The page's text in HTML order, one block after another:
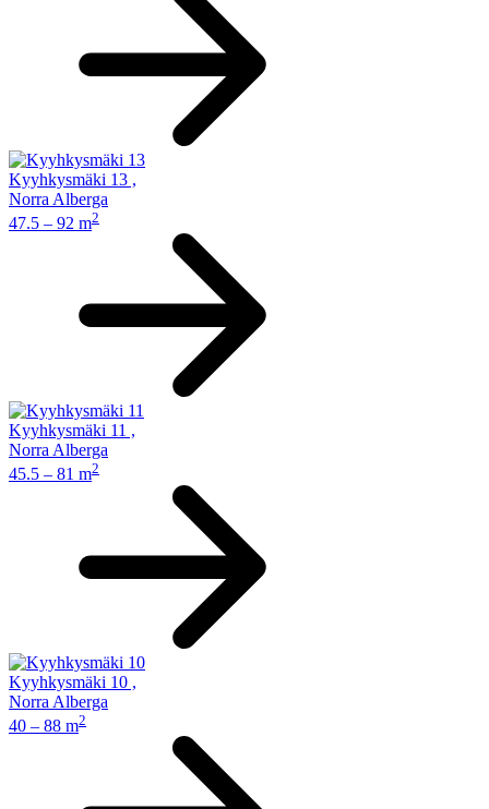
Kyyhkysmäki 13 ,
Norra Alberga
47.5 – 92 m2
Kyyhkysmäki 11 ,
Norra Alberga
45.5 – 81 m2
Kyyhkysmäki 10 ,
Norra Alberga
40 – 88 m2